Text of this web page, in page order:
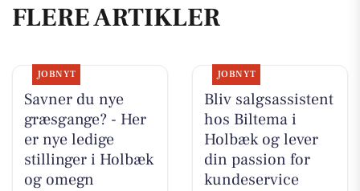
FLERE ARTIKLER
JOBNYT
Savner du nye
græsgange? - Her
er nye ledige
stillinger i Holbæk
og omegn
JOBNYT
Bliv salgsassistent
hos Biltema i
Holbæk og lever
din passion for
kundeservice